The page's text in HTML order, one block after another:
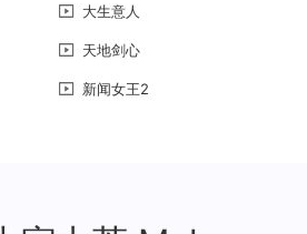
大生意人
天地剑心
新闻女王2